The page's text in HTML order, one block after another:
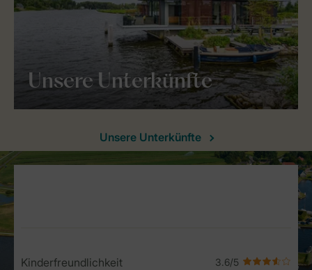
Unsere Unterkünfte
Unsere Unterkünfte
Service Rating from our guests
Kinderfreundlichkeit